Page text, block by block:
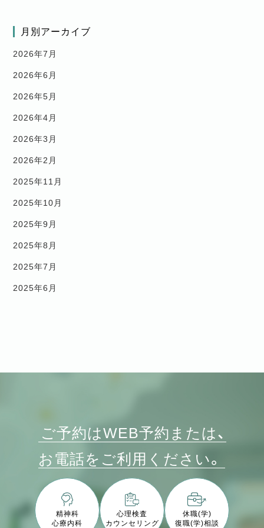
月別アーカイブ
2026年7月
2026年6月
2026年5月
2026年4月
2026年3月
2026年2月
2025年11月
2025年10月
2025年9月
2025年8月
2025年7月
2025年6月
ご予約はWEB予約または、
お電話をご利用ください。
精神科
心療内科
心理検査
カウンセリング
休職(学)
復職(学)相談